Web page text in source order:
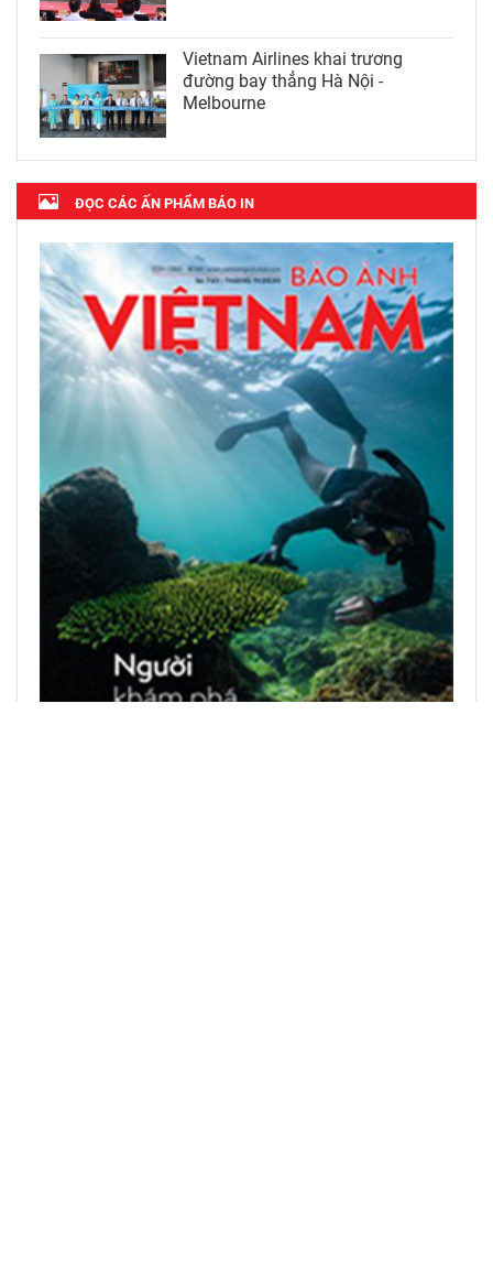
Vietnam Airlines khai trương
đường bay thẳng Hà Nội -
Melbourne
ĐỌC CÁC ẤN PHẨM BÁO IN